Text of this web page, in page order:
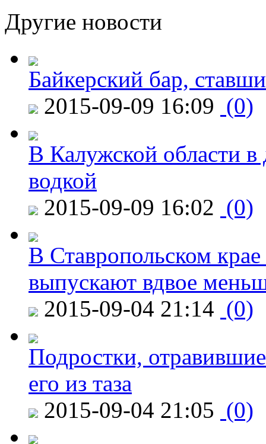
Другие новости
Байкерский бар,
2015-09-09 16:09 (0)
В Калужской области в
водкой
2015-09-09 16:02 (0)
В Ставропольском
выпускают вдвое
2015-09-04 21:14 (0)
Подростки,
его из таза
2015-09-04 21:05 (0)